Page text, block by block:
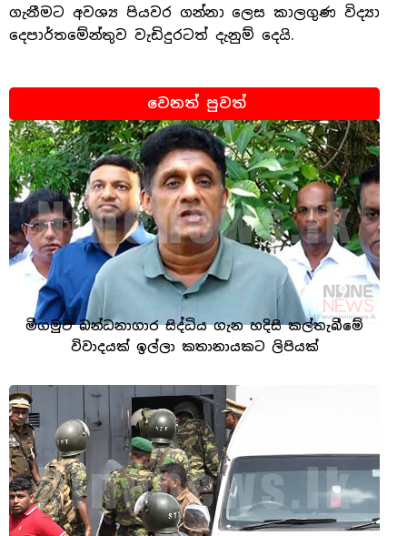
ගැනීමට අවශ්‍ය පියවර ගන්නා ලෙස කාලගුණ විද්‍යා
දෙපාර්තමේන්තුව වැඩිදුරටත් දැනුම් දෙයි.
වෙනත් පුවත්
මීගමුව බන්ධනාගාර සිද්ධිය ගැන හදිසි කල්තැබීමේ
විවාදයක් ඉල්ලා කතානායකට ලිපියක්